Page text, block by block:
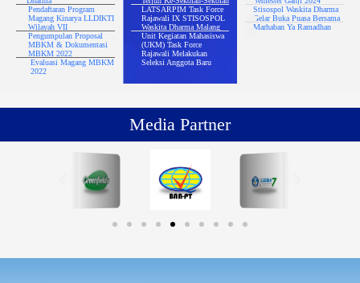
Pendaftaran Program
Magang Kinarya LLDIKTI
Wilayah VII
Pengumpulan Proposal
MBKM & Dokumentasi
MBKM 2022
Evaluasi Magang MBKM
2022
LATSARPIM Task Force
Rajawali IX STISOSPOL
Waskita Dharma Malang
Unit Kegiatan Mahasiswa
(UKM) Task Force
Rajawali Melakukan
Seleksi Anggota Baru
Stisospol Waskita Dharma
Gelar Buka Puasa Bersama
Marhaban Ya Ramadhan
Media Partner